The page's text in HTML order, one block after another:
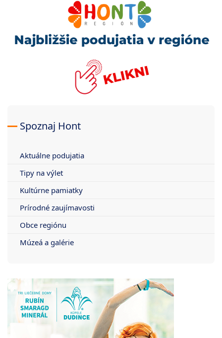
Spoznaj Hont
Aktuálne podujatia
Tipy na výlet
Kultúrne pamiatky
Prírodné zaujímavosti
Obce regiónu
Múzeá a galérie